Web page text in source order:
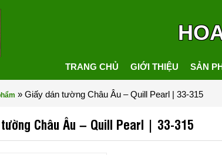
TRANG CHỦ GIỚI THIỆU SẢN
» Giấy dán tường Châu Âu – Quill Pearl | 33-315
Châu Âu – Quill Pearl | 33-315